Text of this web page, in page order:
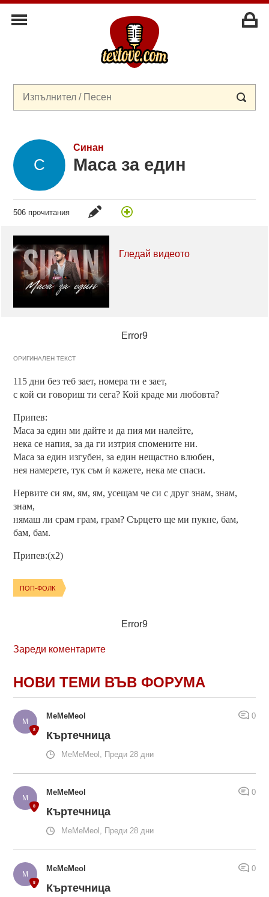
Синан
Маса за един
506 прочитания
Гледай видеото
Error9
ОРИГИНАЛЕН ТЕКСТ
115 дни без теб зает, номера ти e зает,
с кой си говориш ти сега? Кой краде ми любовта?
Припев:
Маса за един ми дайте и да пия ми налейте,
нека се напия, за да ги изтрия спомените ни.
Маса за един изгубен, за един нещастно влюбен,
нея намерете, тук съм ѝ кажете, нека ме спаси.
Нервите си ям, ям, ям, усещам че си с друг знам, знам,
знам,
нямаш ли срам грам, грам? Сърцето ще ми пукне, бам,
бам, бам.
Припев:(x2)
ПОП-ФОЛК
Error9
Зареди коментарите
НОВИ ТЕМИ ВЪВ ФОРУМА
MeMeMeol 0
Къртечница
MeMeMeol, Преди 28 дни
MeMeMeol 0
Къртечница
MeMeMeol, Преди 28 дни
MeMeMeol 0
Къртечница